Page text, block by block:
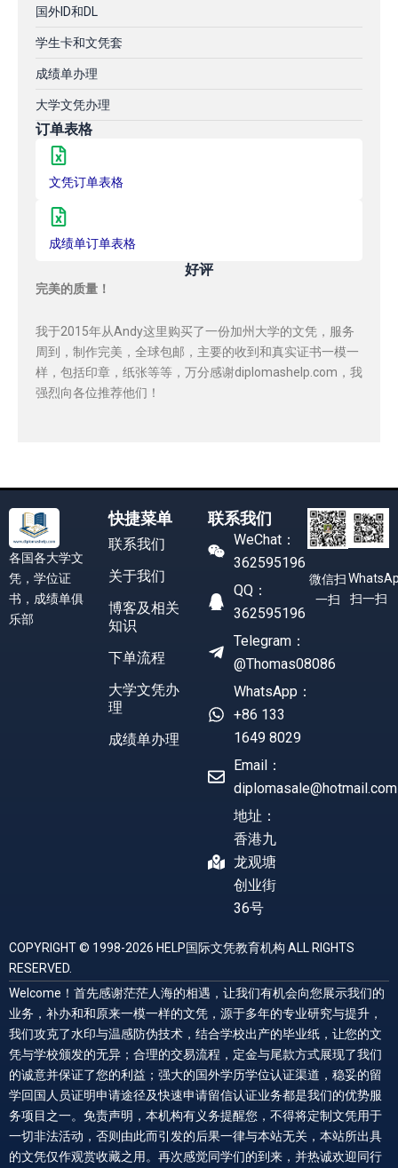
国外ID和DL
学生卡和文凭套
成绩单办理
大学文凭办理
订单表格
文凭订单表格
成绩单订单表格
好评
完美的质量！
我于2015年从Andy这里购买了一份加州大学的文凭，服务
周到，制作完美，全球包邮，主要的收到和真实证书一模一
样，包括印章，纸张等等，万分感谢diplomashelp.com，我
强烈向各位推荐他们！
各国各大学文
凭，学位证
书，成绩单俱
乐部
快捷菜单
联系我们
关于我们
博客及相关
知识
下单流程
大学文凭办
理
成绩单办理
联系我们
WeChat：
362595196
QQ：
362595196
Telegram：
@Thomas08086
WhatsApp：
+86 133
1649 8029
Email：
diplomasale@hotmail.com
地址：
香港九
龙观塘
创业街
36号
微信扫
一扫
扫一扫
COPYRIGHT © 1998-2026 HELP国际文凭教育机构 ALL RIGHTS
RESERVED.
Welcome！首先感谢茫茫人海的相遇，让我们有机会向您展示我们的
业务，补办和和原来一模一样的文凭，源于多年的专业研究与提升，
我们攻克了水印与温感防伪技术，结合学校出产的毕业纸，让您的文
凭与学校颁发的无异；合理的交易流程，定金与尾款方式展现了我们
的诚意并保证了您的利益；强大的国外学历学位认证渠道，稳妥的留
学回国人员证明申请途径及快速申请留信认证业务都是我们的优势服
务项目之一。免责声明，本机构有义务提醒您，不得将定制文凭用于
一切非法活动，否则由此而引发的后果一律与本站无关，本站所出具
的文凭仅作观赏收藏之用。再次感觉同学们的到来，并热诚欢迎同行